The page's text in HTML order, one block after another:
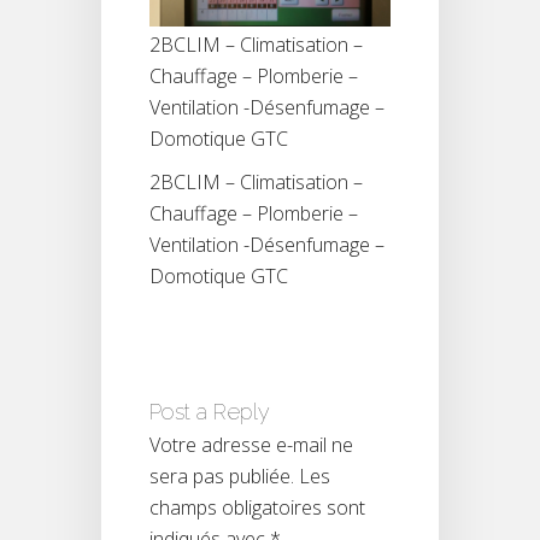
2BCLIM – Climatisation –
Chauffage – Plomberie –
Ventilation -Désenfumage –
Domotique GTC
2BCLIM – Climatisation –
Chauffage – Plomberie –
Ventilation -Désenfumage –
Domotique GTC
Post a Reply
Votre adresse e-mail ne
sera pas publiée. Les
champs obligatoires sont